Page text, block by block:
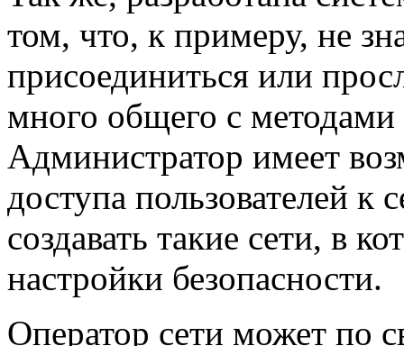
том, что, к примеру, не
присоединиться или
много общего с методами
Администратор имеет
доступа пользователей к
создавать такие сети, в
настройки безопасности.
Оператор сети может по